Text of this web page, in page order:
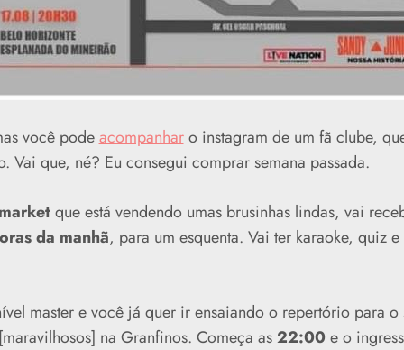
você podeacompanharo instagram de um fã clube,
Vai que, né? Eu consegui comprar semana passada.
que está vendendo umas brusinhas lindas, vai
da manhã, para um esquenta. Vai ter karaoke, quiz
master e você já quer ir ensaiando o repertório para
na Granfinos. Começa as22:00e o